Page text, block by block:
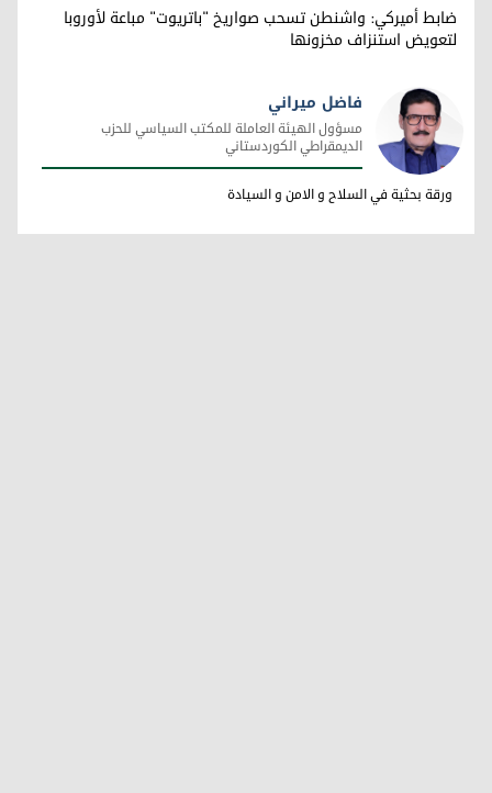
ضابط أميركي: واشنطن تسحب صواريخ "باتريوت" مباعة لأوروبا
لتعويض استنزاف مخزونها
فاضل ميراني
فاضل ميراني
مسؤول الهيئة العاملة للمكتب السياسي للحزب
الديمقراطي الكوردستاني
ورقة بحثية في السلاح و الامن و السيادة